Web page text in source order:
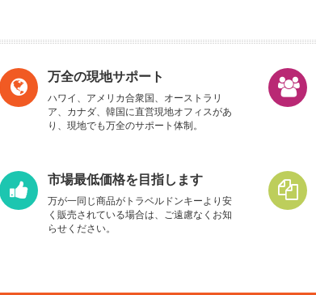
万全の現地サポート
ハワイ、アメリカ合衆国、オーストラリ
ア、カナダ、韓国に直営現地オフィスがあ
り、現地でも万全のサポート体制。
市場最低価格を目指します
万が一同じ商品がトラベルドンキーより安
く販売されている場合は、ご遠慮なくお知
らせください。